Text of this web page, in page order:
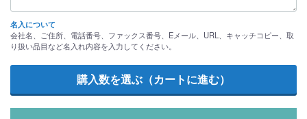
名入について
会社名、ご住所、電話番号、ファックス番号、Eメール、URL、キャッチコピー、取
り扱い品目など名入れ内容を入力してください。